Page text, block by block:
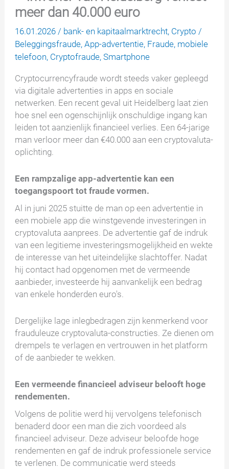
meer dan 40.000 euro
16.01.2026/ bank- en kapitaalmarktrecht, Crypto /
Beleggingsfraude,App-advertentie, Fraude, mobiele
telefoon, Cryptofraude,Smartphone
Cryptocurrencyfraude wordt steeds vaker gepleegd
via digitale advertenties in apps en sociale
netwerken. Een recent geval uit Heidelberg laat zien
hoe snel een ogenschijnlijk onschuldige ingang kan
leiden tot aanzienlijk financieel verlies. Een 64-jarige
man verloor meer dan €40.000 aan een cryptovaluta-
oplichting.
Een rampzalige app-advertentie kan een
toegangspoort tot fraude vormen.
Al in juni 2025 stuitte de man op een advertentie in
een mobiele app die winstgevende investeringen in
cryptovaluta aanprees. De advertentie gaf de indruk
van een legitieme investeringsmogelijkheid en wekte
de interesse van het uiteindelijke slachtoffer. Nadat
hij contact had opgenomen met de vermeende
aanbieder, investeerde hij aanvankelijk een bedrag
van enkele honderden euro's.
Dergelijke lage inlegbedragen zijn kenmerkend voor
frauduleuze cryptovaluta-constructies. Ze dienen om
drempels te verlagen en vertrouwen in het platform
of de aanbieder te wekken.
Een vermeende financieel adviseur belooft hoge
rendementen.
Volgens de politie werd hij vervolgens telefonisch
benaderd door een man die zich voordeed als
financieel adviseur. Deze adviseur beloofde hoge
rendementen en gaf de indruk professionele service
te verlenen. De communicatie werd steeds